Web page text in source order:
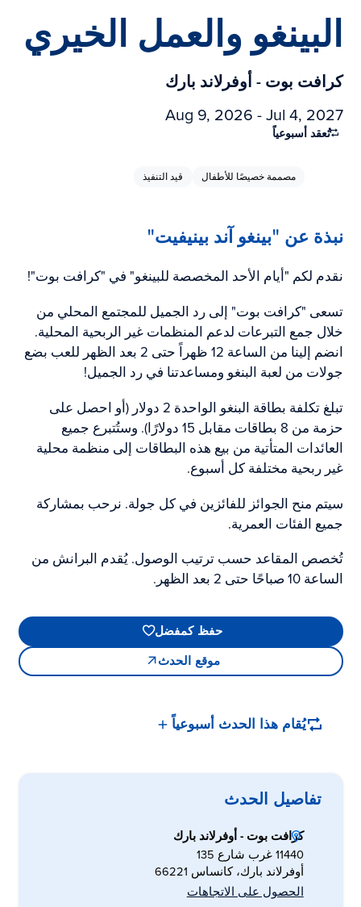
البينغو والعمل الخيري
كرافت بوت - أوفرلاند بارك
Aug 9, 2026 - Jul 4, 2027
تُعقد أسبوعياً
مصممة خصيصًا للأطفال قيد التنفيذ
نبذة عن "بينغو آند بينيفيت"
نقدم لكم "أيام الأحد المخصصة للبينغو" في "كرافت بوت"!
تسعى "كرافت بوت" إلى رد الجميل للمجتمع المحلي من
خلال جمع التبرعات لدعم المنظمات غير الربحية المحلية.
انضم إلينا من الساعة 12 ظهراً حتى 2 بعد الظهر للعب بضع
جولات من لعبة البنغو ومساعدتنا في رد الجميل!
تبلغ تكلفة بطاقة البنغو الواحدة 2 دولار (أو احصل على
حزمة من 8 بطاقات مقابل 15 دولارًا). وستُتبرع جميع
العائدات المتأتية من بيع هذه البطاقات إلى منظمة محلية
غير ربحية مختلفة كل أسبوع.
سيتم منح الجوائز للفائزين في كل جولة. نرحب بمشاركة
جميع الفئات العمرية.
تُخصص المقاعد حسب ترتيب الوصول. يُقدم البرانش من
الساعة 10 صباحًا حتى 2 بعد الظهر.
حفظ كمفضل
موقع الحدث
يُقام هذا الحدث أسبوعياً
تفاصيل الحدث
كرافت بوت - أوفرلاند بارك
11440 غرب شارع 135
أوفرلاند بارك، كانساس 66221
الحصول على الاتجاهات